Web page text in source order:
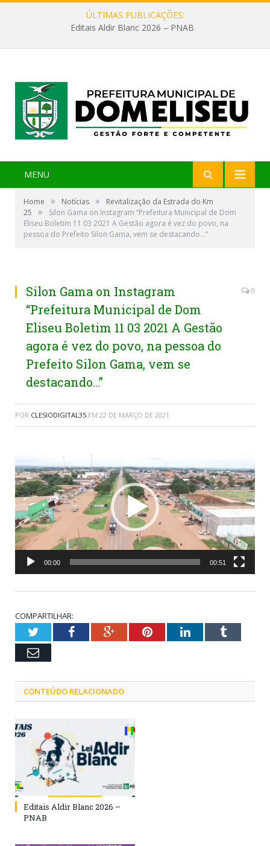
ÚLTIMAS PUBLICAÇÕES:
Editais Aldir Blanc 2026 – PNAB
MENU
Home » Notícias »
Revitalização da Estrada do Km
25
»
Silon Gama on Instagram “Prefeitura Municipal de Dom
Eliseu Boletim 11 03 2021 A Gestão agora é vez do povo, na
pessoa do Prefeito Silon Gama, vem se destacando…”
Silon Gama on Instagram
“Prefeitura Municipal de Dom
Eliseu Boletim 11 03 2021 A Gestão
agora é vez do povo, na pessoa do
Prefeito Silon Gama, vem se
destacando…”
0
POR CLESIODIGITAL35 EM 22 DE MARÇO DE 2021
vídeo
00:00 00:51
COMPARTILHAR:
TwitterFacebookGoogle+PinterestLinkedInTumblr
Email
CONTEÚDO RELACIONADO
Editais Aldir Blanc 2026 –
PNAB